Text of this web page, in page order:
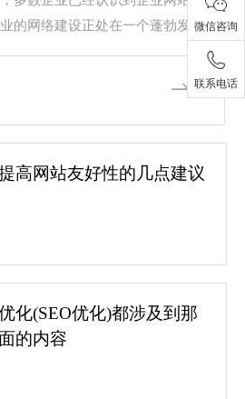
的网络建设正处在一个蓬勃发展
高网站友好性的几点建议
化(SEO优化)都涉及到那
的内容
微信咨询
联系电话